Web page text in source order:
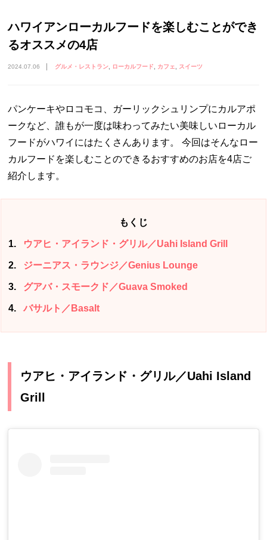
ハワイアンローカルフードを楽しむことができ
るオススメの4店
2024.07.06 グルメ・レストラン ローカルフード カフェ スイーツ
パンケーキやロコモコ、ガーリックシュリンプにカルアポ
ークなど、誰もが一度は味わってみたい美味しいローカル
フードがハワイにはたくさんあります。 今回はそんなロー
カルフードを楽しむことのできるおすすめのお店を4店ご
紹介します。
もくじ
1 ウアヒ・アイランド・グリル／Uahi Island Grill
2 ジーニアス・ラウンジ／Genius Lounge
3 グアバ・スモークド／Guava Smoked
4 バサルト／Basalt
ウアヒ・アイランド・グリル／Uahi Island
Grill